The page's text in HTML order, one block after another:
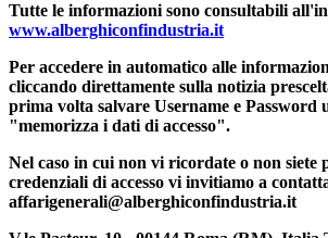
Tutte le informazioni sono consultabili
www.alberghiconfindustria.it
Per accedere in automatico alle
cliccando direttamente sulla notizia
prima volta salvare Username e Password
"memorizza i dati di accesso".
Nel caso in cui non vi ricordate o non siete
credenziali di accesso vi invitiamo a
affarigenerali@alberghiconfindustria.it